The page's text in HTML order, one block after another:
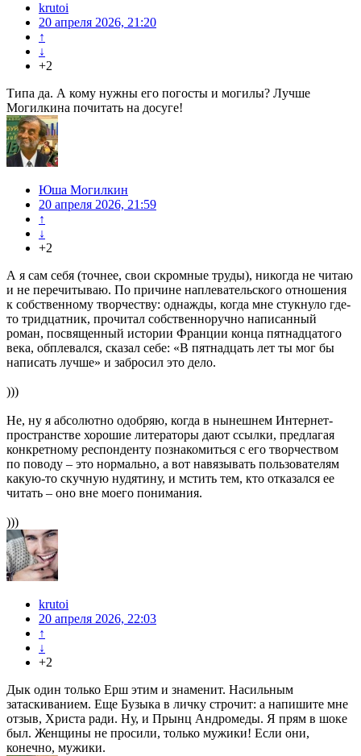
krutoi
20 апреля 2026, 21:20
↑
↓
+2
Типа да. А кому нужны его погосты и могилы? Лучше
Могилкина почитать на досуге!
Юша Могилкин
20 апреля 2026, 21:59
↑
↓
+2
А я сам себя (точнее, свои скромные труды), никогда не читаю
и не перечитываю. По причине наплевательского отношения
к собственному творчеству: однажды, когда мне стукнуло где-
то тридцатник, прочитал собственноручно написанный
роман, посвященный истории Франции конца пятнадцатого
века, обплевался, сказал себе: «В пятнадцать лет ты мог бы
написать лучше» и забросил это дело.
)))
Не, ну я абсолютно одобряю, когда в нынешнем Интернет-
пространстве хорошие литераторы дают ссылки, предлагая
конкретному респонденту познакомиться с его творчеством
по поводу – это нормально, а вот навязывать пользователям
какую-то скучную нудятину, и мстить тем, кто отказался ее
читать – оно вне моего понимания.
)))
krutoi
20 апреля 2026, 22:03
↑
↓
+2
Дык один только Ерш этим и знаменит. Насильным
затаскиванием. Еще Бузыка в личку строчит: а напишите мне
отзыв, Христа ради. Ну, и Прынц Андромеды. Я прям в шоке
был. Женщины не просили, только мужики! Если они,
конечно, мужики.